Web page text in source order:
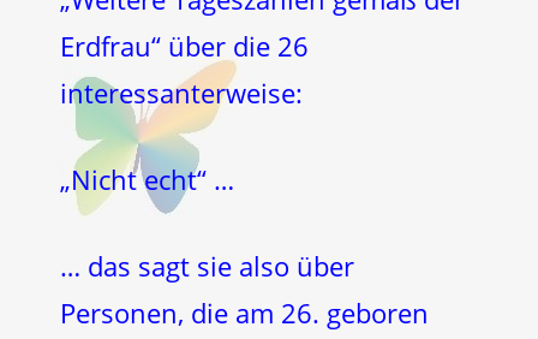
Erdfrau“ über die 26
interessanterweise:
„Nicht echt“ …
… das sagt sie also über
Personen, die am 26. geboren